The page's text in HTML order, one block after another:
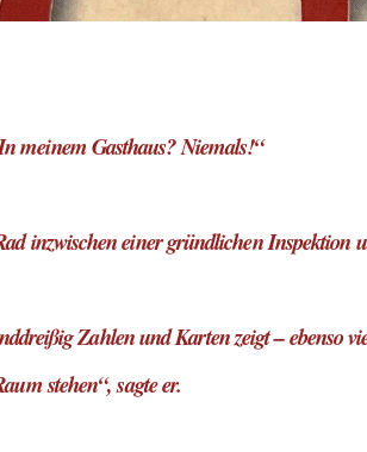
meinem Gasthaus? Niemals!“
inzwischen einer gründlichen Inspektion
Zahlen und Karten zeigt – ebenso
stehen“, sagte er.